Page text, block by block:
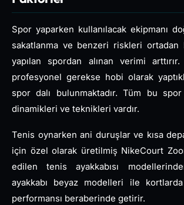
Spor yaparken kullanılacak ekipmanı
sakatlanma ve benzeri riskleri ortadan
yapılan spordan alınan verimi
profesyonel gerekse hobi olarak
spor dalı bulunmaktadır. Tüm bu spor
dinamikleri ve teknikleri vardır.
Tenis oynarken ani duruşlar ve kısa
için özel olarak üretilmiş NikeCourt
edilen tenis ayakkabısı
ayakkabı beyaz modelleri ile
performansı beraberinde getirir.